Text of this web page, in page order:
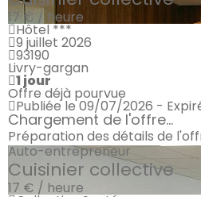
17 € / heure
Hôtel ***
9 juillet 2026
93190
Livry-gargan
1 jour
Offre déjà pourvue
Publiée le 09/07/2026 -
Chargement de l'offre...
Préparation des détails de
Auto-entrepreneur
Cuisinier collective
17 € / heure